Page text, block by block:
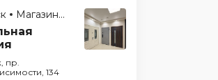
Магазины
пр.
134